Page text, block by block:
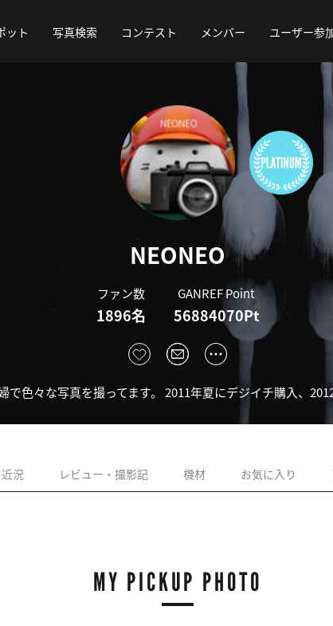
ット 写真検索 コンテスト メンバー ユーザー参
NEONEO
ファン数
1896名
GANREF Point
56884070Pt
で色々な写真を撮ってます。 2011年夏にデジイチ購入、
近況 レビュー・撮影記 機材 お気に入り
MY PICKUP PHOTO